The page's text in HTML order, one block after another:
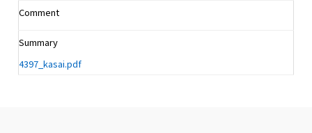
Comment
Summary
4397_kasai.pdf